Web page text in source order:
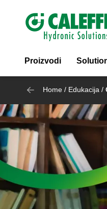
Header
Proizvodi
Home / Edukacija /